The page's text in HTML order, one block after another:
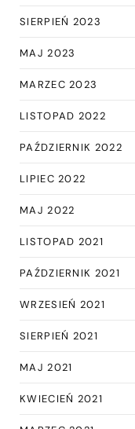
SIERPIEŃ 2023
MAJ 2023
MARZEC 2023
LISTOPAD 2022
PAŹDZIERNIK 2022
LIPIEC 2022
MAJ 2022
LISTOPAD 2021
PAŹDZIERNIK 2021
WRZESIEŃ 2021
SIERPIEŃ 2021
MAJ 2021
KWIECIEŃ 2021